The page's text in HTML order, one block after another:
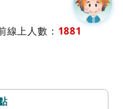
線上人數： 1881